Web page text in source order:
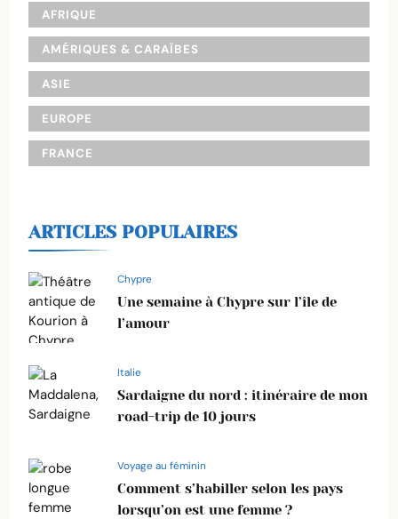
AFRIQUE
AMÉRIQUES & CARAÏBES
ASIE
EUROPE
FRANCE
ARTICLES POPULAIRES
Chypre
Une semaine à Chypre sur l’île de
l’amour
Italie
Sardaigne du nord : itinéraire de mon
road-trip de 10 jours
Voyage au féminin
Comment s’habiller selon les pays
lorsqu’on est une femme ?